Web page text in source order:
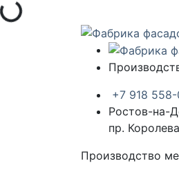
+7 918 558-
Ростов-на-
пр.
Производство